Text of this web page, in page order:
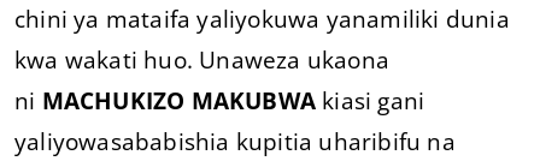
chini ya mataifa yaliyokuwa yanamiliki dunia
kwa wakati huo. Unaweza ukaona
ni MACHUKIZO MAKUBWA kiasi gani
yaliyowasababishia kupitia uharibifu na